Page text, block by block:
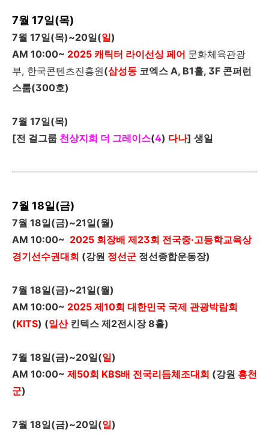
7월 17일(목)
7월 17일(목)~20일(일)
AM 10:00~ 2025 캐릭터 라이선싱 페어 문화체육관광
부, 한국콘텐츠진흥원(삼성동 코엑스 A, B1홀, 3F 콘퍼런
스룸(300호)
7월 17일(목)
[전 걸그룹 천상지희 더 그레이스(4) 다나] 생일
7월 18일(금)
7월 18일(금)~21일(월)
AM 10:00~ 2025 회장배 제23회 전국중·고등학교육상
경기선수권대회 (강원 정선군 정선종합운동장)
7월 18일(금)~21일(월)
AM 10:00~ 2025 제10회 대한민국 국제 관광박람회
(KITS) (일산킨텍스 제2전시장 8홀)
7월 18일(금)~20일(일)
AM 10:00~ 제50회 KBS배 전국리듬체조대회 (강원 홍천
군)
7월 18일(금)~20일(일)